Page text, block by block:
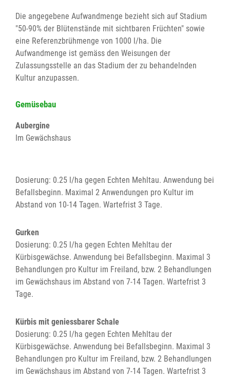
Die angegebene Aufwandmenge bezieht sich auf Stadium
"50-90% der Blütenstände mit sichtbaren Früchten" sowie
eine Referenzbrühmenge von 1000 l/ha. Die
Aufwandmenge ist gemäss den Weisungen der
Zulassungsstelle an das Stadium der zu behandelnden
Kultur anzupassen.
Gemüsebau
Aubergine
Im Gewächshaus
Dosierung: 0.25 l/ha gegen Echten Mehltau. Anwendung bei
Befallsbeginn. Maximal 2 Anwendungen pro Kultur im
Abstand von 10-14 Tagen. Wartefrist 3 Tage.
Gurken
Dosierung: 0.25 l/ha gegen Echten Mehltau der
Kürbisgewächse. Anwendung bei Befallsbeginn. Maximal 3
Behandlungen pro Kultur im Freiland, bzw. 2 Behandlungen
im Gewächshaus im Abstand von 7-14 Tagen. Wartefrist 3
Tage.
Kürbis mit geniessbarer Schale
Dosierung: 0.25 l/ha gegen Echten Mehltau der
Kürbisgewächse. Anwendung bei Befallsbeginn. Maximal 3
Behandlungen pro Kultur im Freiland, bzw. 2 Behandlungen
im Gewächshaus im Abstand von 7-14 Tagen. Wartefrist 3